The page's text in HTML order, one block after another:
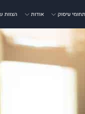
תחומי עיסוק אודות הצוות